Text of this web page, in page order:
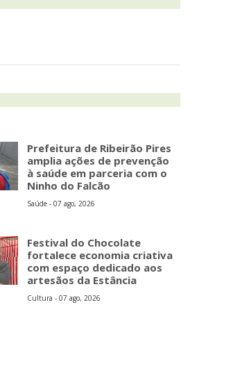
Prefeitura de Ribeirão Pires
amplia ações de prevenção
à saúde em parceria com o
Ninho do Falcão
Saúde - 07 ago, 2026
Festival do Chocolate
fortalece economia criativa
com espaço dedicado aos
artesãos da Estância
Cultura - 07 ago, 2026